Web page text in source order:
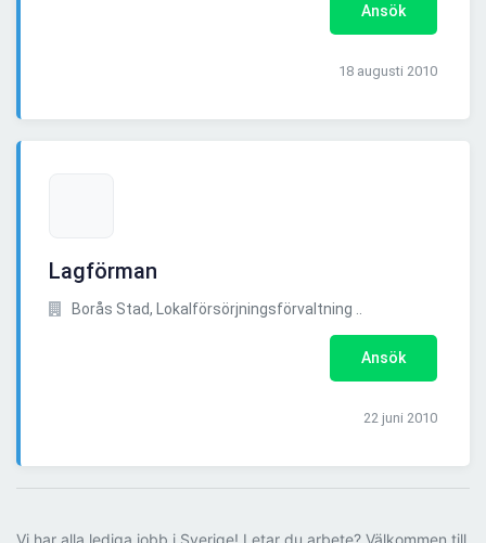
Ansök
18 augusti 2010
Lagförman
Borås Stad, Lokalförsörjningsförvaltning ..
Ansök
22 juni 2010